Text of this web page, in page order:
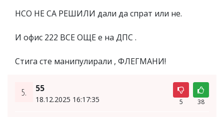
НСО НЕ СА РЕШИЛИ дали да спрат или не.
И офис 222 ВСЕ ОЩЕ е на ДПС .
Стига сте манипулирали , ФЛЕГМАНИ!
5. 55
18.12.2025 16:17:35 5 38